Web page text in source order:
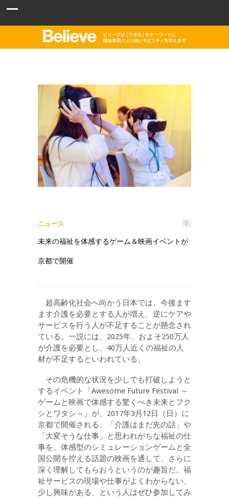
ニュース 0
未来の福祉を体感するゲーム＆映画イベントが
京都で開催
超高齢化社会へ向かう日本では、今後ます
ます介護を必要とする人が増え、逆にケアや
サービスを行う人が不足することが懸念され
ている。一説には、2025年、およそ250万人
が介護を必要とし、40万人近くの福祉の人
材が不足するといわれている。
その危機的な状況を少しでも打破しようと
するイベント「Awesome Future Festival ～
ゲームと映画で体感する驚くべき未来とフク
シとワタシ～」が、2017年3月12日（日）に
京都で開催される。「介護はまだ先の話」や
「大変そうな仕事」と思われがちな福祉の仕
事を、体感型のシミュレーションゲームと全
国公開を控える話題の映画を通して、さらに
深く理解してもらおうというのが趣旨だ。福
祉サービスの現場や仕事がよくわからない、
少し興味がある、という人はぜひ参加してみ